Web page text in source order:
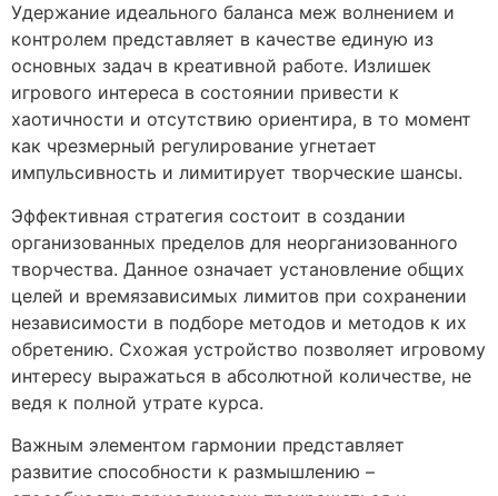
Удержание идеального баланса меж волнением и
контролем представляет в качестве единую из
основных задач в креативной работе. Излишек
игрового интереса в состоянии привести к
хаотичности и отсутствию ориентира, в то момент
как чрезмерный регулирование угнетает
импульсивность и лимитирует творческие шансы.
Эффективная стратегия состоит в создании
организованных пределов для неорганизованного
творчества. Данное означает установление общих
целей и времязависимых лимитов при сохранении
независимости в подборе методов и методов к их
обретению. Схожая устройство позволяет игровому
интересу выражаться в абсолютной количестве, не
ведя к полной утрате курса.
Важным элементом гармонии представляет
развитие способности к размышлению –